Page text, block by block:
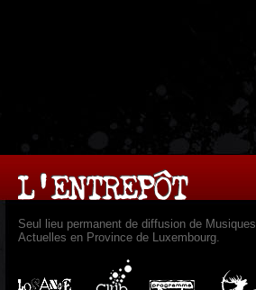
Seul lieu permanent de diffusion de Musiques
Actuelles en Province de Luxembourg.